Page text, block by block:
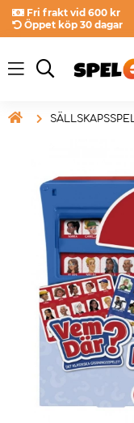
Fri frakt vid 600 kr
Öppet köp 30 dagar
 SÄLLSKAPSSPEL